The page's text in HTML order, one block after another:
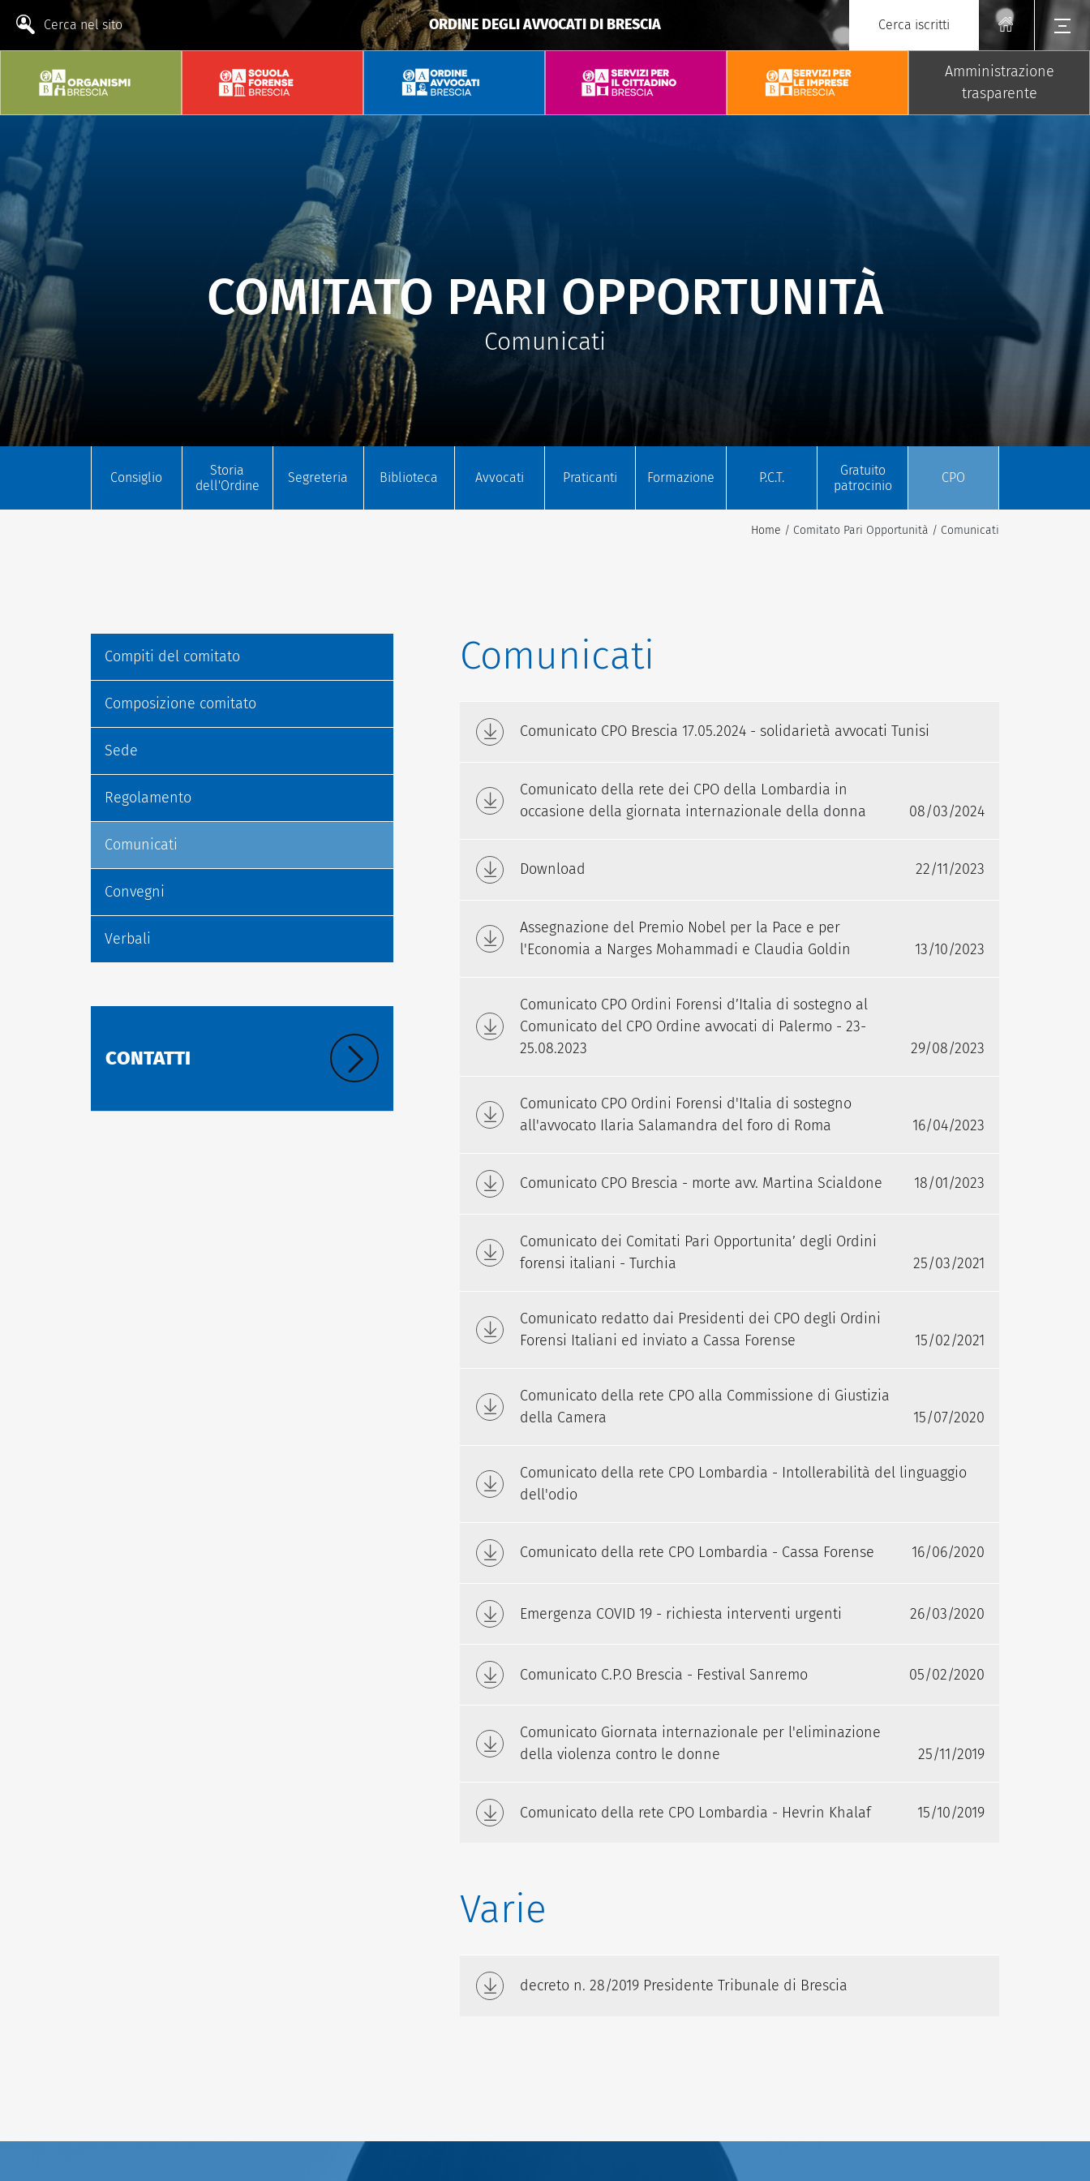
Cerca nel sito ORDINE DEGLI AVVOCATI DI BRESCIA Cerca iscritti
Amministrazione
trasparente
COMITATO PARI OPPORTUNITÀ
Comunicati
Consiglio
Storia
dell'Ordine
Segreteria Biblioteca Avvocati Praticanti Formazione P.C.T.
Gratuito
patrocinio
CPO
Home / Comitato Pari Opportunità / Comunicati
Compiti del comitato
Composizione comitato
Sede
Regolamento
Comunicati
Convegni
Verbali
CONTATTI
Comunicati
Comunicato CPO Brescia 17.05.2024 - solidarietà avvocati Tunisi
Comunicato della rete dei CPO della Lombardia in
occasione della giornata internazionale della donna
08/03/2024
Download 22/11/2023
Assegnazione del Premio Nobel per la Pace e per
l'Economia a Narges Mohammadi e Claudia Goldin
13/10/2023
Comunicato CPO Ordini Forensi d’Italia di sostegno al
Comunicato del CPO Ordine avvocati di Palermo - 23-
25.08.2023
29/08/2023
Comunicato CPO Ordini Forensi d'Italia di sostegno
all'avvocato Ilaria Salamandra del foro di Roma
16/04/2023
Comunicato CPO Brescia - morte avv. Martina Scialdone 18/01/2023
Comunicato dei Comitati Pari Opportunita’ degli Ordini
forensi italiani - Turchia
25/03/2021
Comunicato redatto dai Presidenti dei CPO degli Ordini
Forensi Italiani ed inviato a Cassa Forense
15/02/2021
Comunicato della rete CPO alla Commissione di Giustizia
della Camera
15/07/2020
Comunicato della rete CPO Lombardia - Intollerabilità del linguaggio
dell'odio
Comunicato della rete CPO Lombardia - Cassa Forense 16/06/2020
Emergenza COVID 19 - richiesta interventi urgenti 26/03/2020
Comunicato C.P.O Brescia - Festival Sanremo 05/02/2020
Comunicato Giornata internazionale per l'eliminazione
della violenza contro le donne
25/11/2019
Comunicato della rete CPO Lombardia - Hevrin Khalaf 15/10/2019
Varie
decreto n. 28/2019 Presidente Tribunale di Brescia